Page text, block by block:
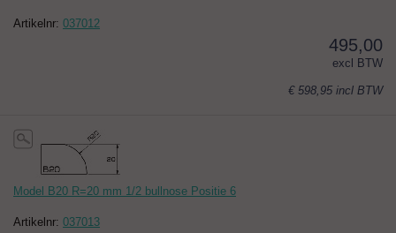
Artikelnr: 037012
495,00
excl BTW
€ 598,95 incl BTW
Model B20 R=20 mm 1/2 bullnose Positie 6
Artikelnr: 037013